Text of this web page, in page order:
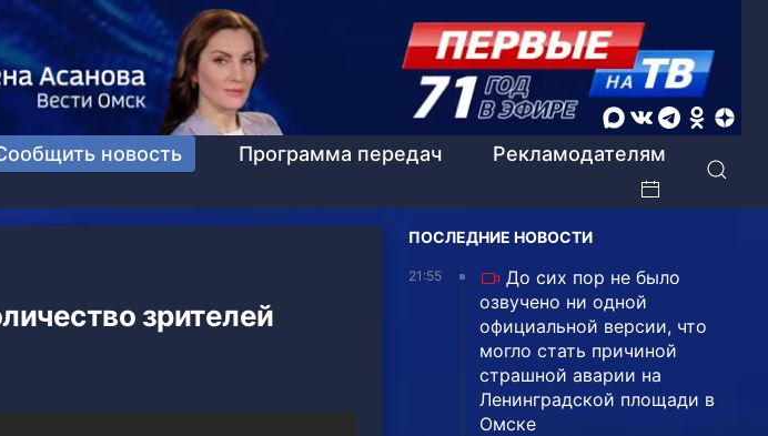
новость Программа передач
Рекламодателям
зрителей
ПОСЛЕДНИЕ НОВОСТИ
21:55
До сих пор не было
озвучено ни одной
официальной версии, что
могло стать причиной
страшной аварии на
Ленинградской площади в
Омске